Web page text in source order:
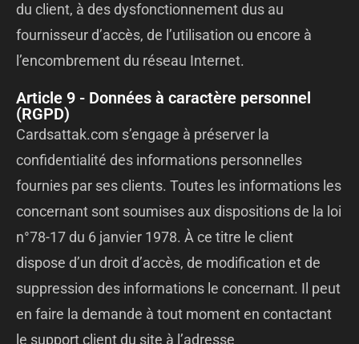
du client, à des dysfonctionnement dus au
fournisseur d’accès, de l’utilisation ou encore à
l’encombrement du réseau Internet.
Article 9 - Données à caractère personnel
(RGPD)
Cardsattak.com s’engage à préserver la
confidentialité des informations personnelles
fournies par ses clients. Toutes les informations les
concernant sont soumises aux dispositions de la loi
n°78-17 du 6 janvier 1978. À ce titre le client
dispose d’un droit d’accès, de modification et de
suppression des informations le concernant. Il peut
en faire la demande à tout moment en contactant
le support client du site à l’adresse